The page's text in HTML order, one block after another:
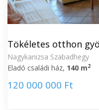
Tökéletes otthon
Nagykanizsa Szabadhegy
Eladó családi ház, 140 m2
120 000 000 Ft